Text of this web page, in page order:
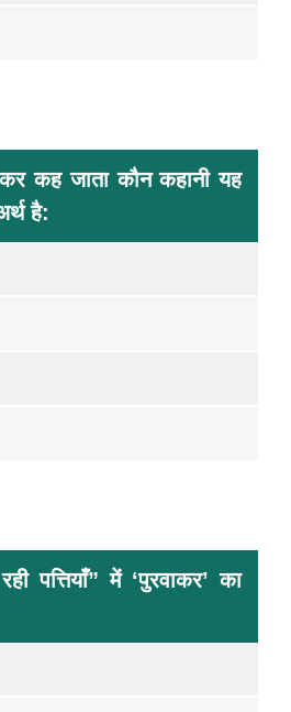
कह जाता कौन कहानी यह
है:
पत्तियाँ” में ‘पुरवाकर’ का